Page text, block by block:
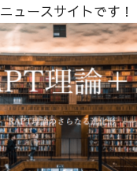
ニュースサイトです！